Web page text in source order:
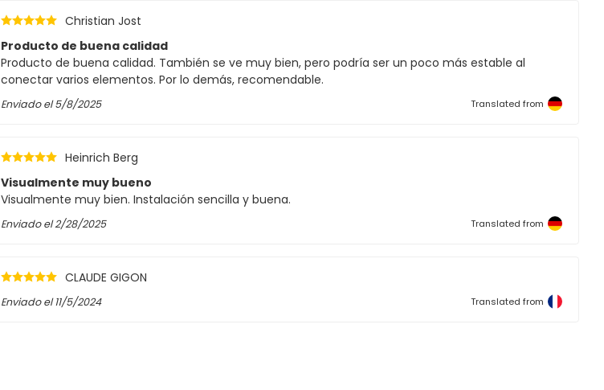
Christian Jost
Producto de buena calidad
Producto de buena calidad. También se ve muy bien, pero podría ser un poco más estable al
conectar varios elementos. Por lo demás, recomendable.
Enviado el5/8/2025 Translated from
Heinrich Berg
Visualmente muy bueno
Visualmente muy bien. Instalación sencilla y buena.
Enviado el2/28/2025 Translated from
CLAUDE GIGON
Enviado el11/5/2024 Translated from